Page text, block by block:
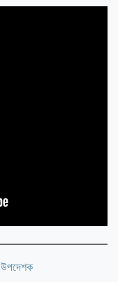
উপদেশক